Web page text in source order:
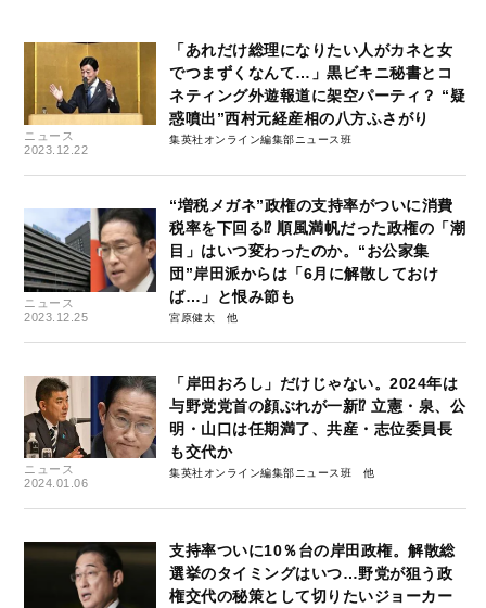
ニュース
2023.12.22
「あれだけ総理になりたい人がカネと女
でつまずくなんて…」黒ビキニ秘書とコ
ネティング外遊報道に架空パーティ？ “疑
惑噴出”西村元経産相の八方ふさがり
集英社オンライン編集部ニュース班
ニュース
2023.12.25
“増税メガネ”政権の支持率がついに消費
税率を下回る⁉ 順風満帆だった政権の「潮
目」はいつ変わったのか。“お公家集
団”岸田派からは「6月に解散しておけ
ば…」と恨み節も
宮原健太
ニュース
2024.01.06
「岸田おろし」だけじゃない。2024年は
与野党党首の顔ぶれが一新⁉ 立憲・泉、公
明・山口は任期満了、共産・志位委員長
も交代か
集英社オンライン編集部ニュース班
支持率ついに10％台の岸田政権。解散総
選挙のタイミングはいつ…野党が狙う政
権交代の秘策として切りたいジョーカー